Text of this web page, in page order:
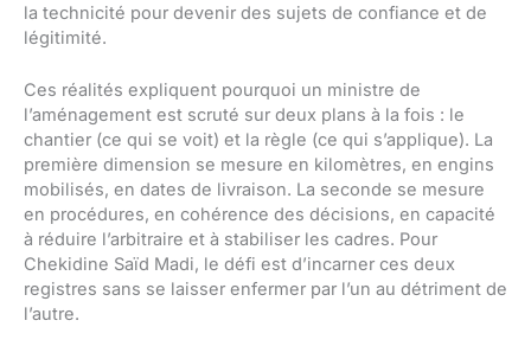
la technicité pour devenir des sujets de confiance et de
légitimité.
Ces réalités expliquent pourquoi un ministre de
l’aménagement est scruté sur deux plans à la fois : le
chantier (ce qui se voit) et la règle (ce qui s’applique). La
première dimension se mesure en kilomètres, en engins
mobilisés, en dates de livraison. La seconde se mesure
en procédures, en cohérence des décisions, en capacité
à réduire l’arbitraire et à stabiliser les cadres. Pour
Chekidine Saïd Madi, le défi est d’incarner ces deux
registres sans se laisser enfermer par l’un au détriment de
l’autre.